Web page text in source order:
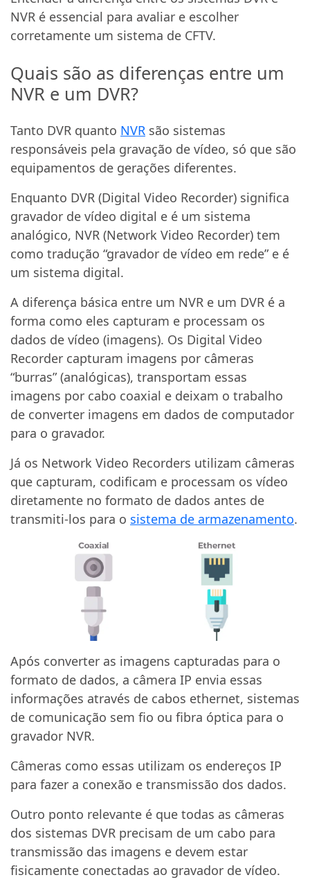
NVR é essencial para avaliar e escolher
corretamente um sistema de CFTV.
Quais são as diferenças entre um
NVR e um DVR?
Tanto DVR quanto NVR são sistemas
responsáveis pela gravação de vídeo, só que são
equipamentos de gerações diferentes.
Enquanto DVR (Digital Video Recorder) significa
gravador de vídeo digital e é um sistema
analógico, NVR (Network Video Recorder) tem
como tradução “gravador de vídeo em rede” e é
um sistema digital.
A diferença básica entre um NVR e um DVR é a
forma como eles capturam e processam os
dados de vídeo (imagens). Os Digital Video
Recorder capturam imagens por câmeras
“burras” (analógicas), transportam essas
imagens por cabo coaxial e deixam o trabalho
de converter imagens em dados de computador
para o gravador.
Já os Network Video Recorders utilizam câmeras
que capturam, codificam e processam os vídeo
diretamente no formato de dados antes de
transmiti-los para o sistema de armazenamento.
Após converter as imagens capturadas para o
formato de dados, a câmera IP envia essas
informações através de cabos ethernet, sistemas
de comunicação sem fio ou fibra óptica para o
gravador NVR.
Câmeras como essas utilizam os endereços IP
para fazer a conexão e transmissão dos dados.
Outro ponto relevante é que todas as câmeras
dos sistemas DVR precisam de um cabo para
transmissão das imagens e devem estar
fisicamente conectadas ao gravador de vídeo.